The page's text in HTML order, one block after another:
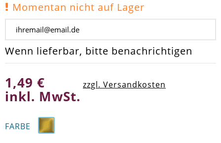
Momentan nicht auf Lager
Wenn lieferbar, bitte benachrichtigen
1,49 €
inkl. MwSt.
zzgl. Versandkosten
FARBE